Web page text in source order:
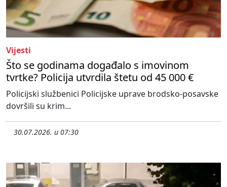
Vijesti
Što se godinama događalo s imovinom
tvrtke? Policija utvrdila štetu od 45 000 €
Policijski službenici Policijske uprave brodsko-posavske
dovršili su krim...
30.07.2026. u 07:30